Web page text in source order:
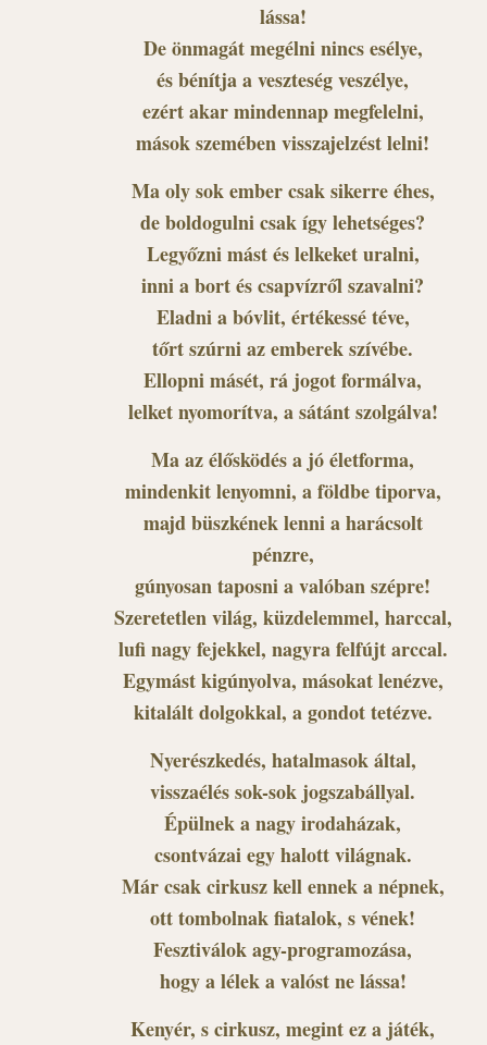
lássa!
De önmagát megélni nincs esélye,
és bénítja a veszteség veszélye,
ezért akar mindennap megfelelni,
mások szemében visszajelzést lelni!
Ma oly sok ember csak sikerre éhes,
de boldogulni csak így lehetséges?
Legyőzni mást és lelkeket uralni,
inni a bort és csapvízről szavalni?
Eladni a bóvlit, értékessé téve,
tőrt szúrni az emberek szívébe.
Ellopni másét, rá jogot formálva,
lelket nyomorítva, a sátánt szolgálva!
Ma az élősködés a jó életforma,
mindenkit lenyomni, a földbe tiporva,
majd büszkének lenni a harácsolt
pénzre,
gúnyosan taposni a valóban szépre!
Szeretetlen világ, küzdelemmel, harccal,
lufi nagy fejekkel, nagyra felfújt arccal.
Egymást kigúnyolva, másokat lenézve,
kitalált dolgokkal, a gondot tetézve.
Nyerészkedés, hatalmasok által,
visszaélés sok-sok jogszabállyal.
Épülnek a nagy irodaházak,
csontvázai egy halott világnak.
Már csak cirkusz kell ennek a népnek,
ott tombolnak fiatalok, s vének!
Fesztiválok agy-programozása,
hogy a lélek a valóst ne lássa!
Kenyér, s cirkusz, megint ez a játék,